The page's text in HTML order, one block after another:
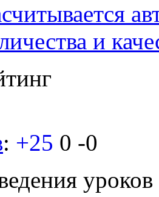
и
: +25 0 -0
уроков